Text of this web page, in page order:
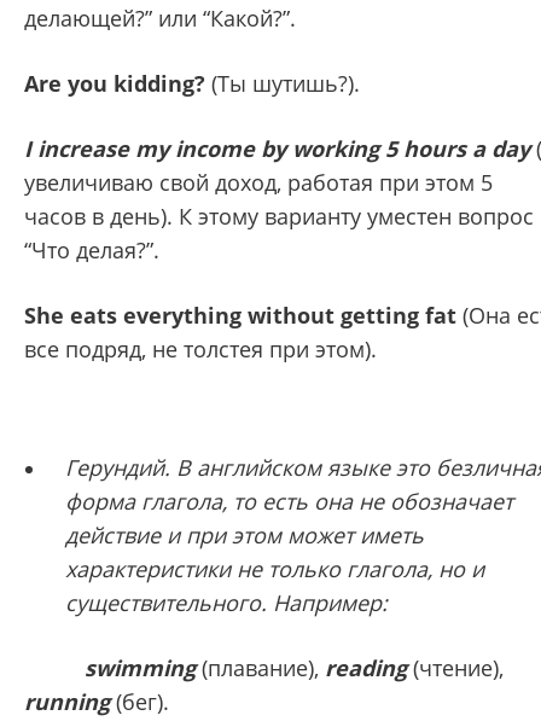
делающей?” или “Какой?”.
Are you kidding? (Ты шутишь?).
I increase my income by working 5 hours a day
увеличиваю свой доход, работая при этом 5
часов в день). К этому варианту уместен вопрос
“Что делая?”.
She eats everything without getting fat (Она
все подряд, не толстея при этом).
Герундий. В английском языке это
форма глагола, то есть она не обозначает
действие и при этом может иметь
характеристики не только глагола, но и
существительного. Например:
swimming(плавание), reading(чтение),
running(бег).